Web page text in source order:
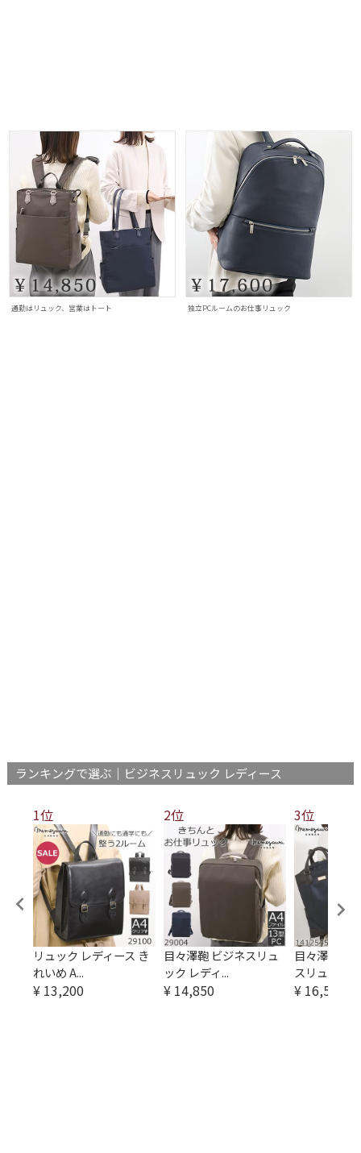
通勤はリュック、営業はトート 独立PCルームのお仕事リュック
ランキングで選ぶ｜ビジネスリュック レディース
1位
リュック レディース き
れいめ A...
¥ 13,200
2位
目々澤鞄 ビジネスリュ
ック レディ...
¥ 14,850
3位
目々澤鞄
スリュッ...
¥ 16,500